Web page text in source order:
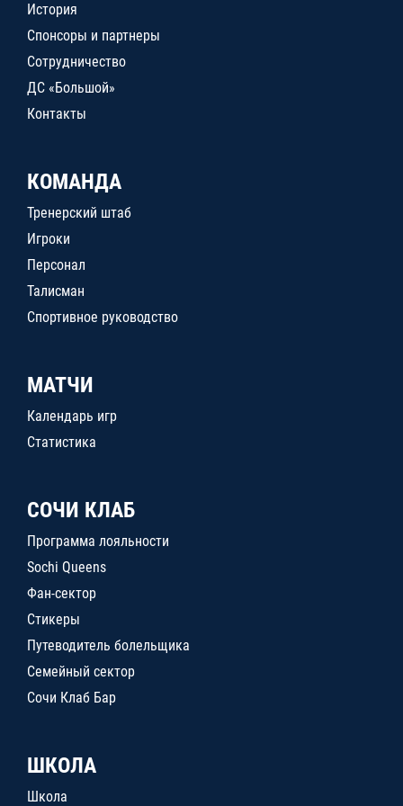
История
Спонсоры и партнеры
Сотрудничество
ДС «Большой»
Контакты
КОМАНДА
Тренерский штаб
Игроки
Персонал
Талисман
Спортивное руководство
МАТЧИ
Календарь игр
Статистика
СОЧИ КЛАБ
Программа лояльности
Sochi Queens
Фан-сектор
Стикеры
Путеводитель болельщика
Семейный сектор
Сочи Клаб Бар
ШКОЛА
Школа